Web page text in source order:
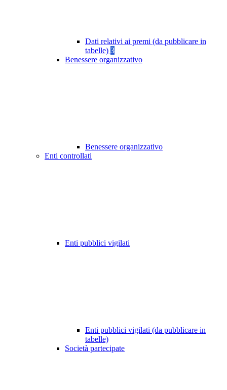
Dati relativi ai premi (da pubblicare in
tabelle) 3
Benessere organizzativo
Benessere organizzativo
Enti controllati
Enti pubblici vigilati
Enti pubblici vigilati (da pubblicare in
tabelle)
Società partecipate